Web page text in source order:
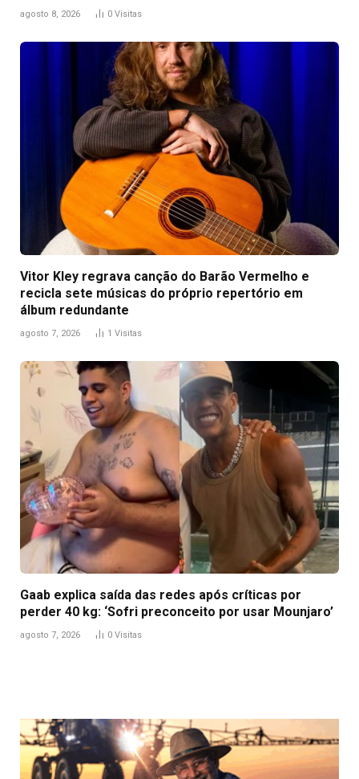
agosto 8, 2026 0 Visitas
Vitor Kley regrava canção do Barão Vermelho e
recicla sete músicas do próprio repertório em
álbum redundante
agosto 7, 2026 1 Visitas
Gaab explica saída das redes após críticas por
perder 40 kg: ‘Sofri preconceito por usar Mounjaro’
agosto 7, 2026 0 Visitas